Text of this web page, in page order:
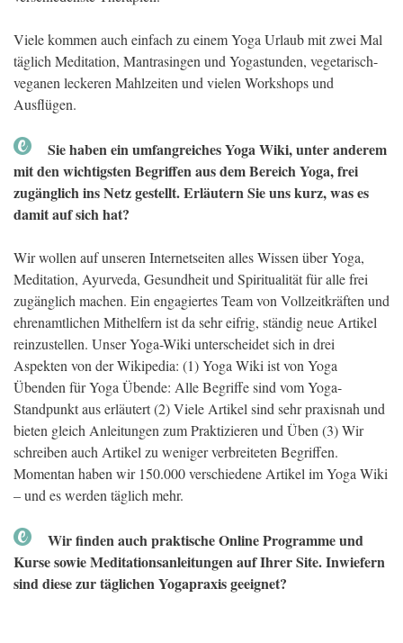
Viele kommen auch einfach zu einem Yoga Urlaub mit zwei Mal
täglich Meditation, Mantrasingen und Yogastunden, vegetarisch-
veganen leckeren Mahlzeiten und vielen Workshops und
Ausflügen.
Sie haben ein umfangreiches Yoga Wiki, unter anderem
mit den wichtigsten Begriffen aus dem Bereich Yoga, frei
zugänglich ins Netz gestellt. Erläutern Sie uns kurz, was es
damit auf sich hat?
Wir wollen auf unseren Internetseiten alles Wissen über Yoga,
Meditation, Ayurveda, Gesundheit und Spiritualität für alle frei
zugänglich machen. Ein engagiertes Team von Vollzeitkräften und
ehrenamtlichen Mithelfern ist da sehr eifrig, ständig neue Artikel
reinzustellen. Unser Yoga-Wiki unterscheidet sich in drei
Aspekten von der Wikipedia: (1) Yoga Wiki ist von Yoga
Übenden für Yoga Übende: Alle Begriffe sind vom Yoga-
Standpunkt aus erläutert (2) Viele Artikel sind sehr praxisnah und
bieten gleich Anleitungen zum Praktizieren und Üben (3) Wir
schreiben auch Artikel zu weniger verbreiteten Begriffen.
Momentan haben wir 150.000 verschiedene Artikel im Yoga Wiki
– und es werden täglich mehr.
Wir finden auch praktische Online Programme und
Kurse sowie Meditationsanleitungen auf Ihrer Site. Inwiefern
sind diese zur täglichen Yogapraxis geeignet?